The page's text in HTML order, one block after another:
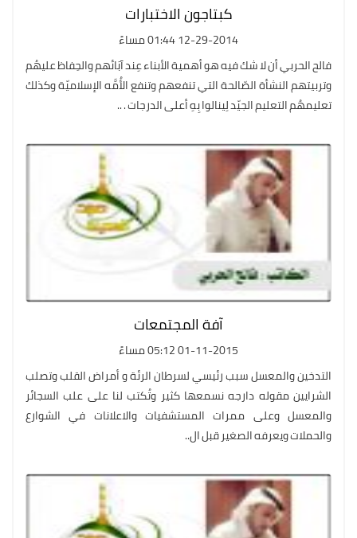
كبتاجون الاختبارات
12-29-2014 01:44 مساءً
فالح الحربي أن لا شك فيه هو أهمية الأبناء عِند آبَائهم والحِفاظ عليهُم
وتربيتهم النشأة الصّالحة التي تنفعهم وتنفع الأُمَّه الإسلاميّة وكذلك
تعليمهُم التعليم الجيّد لِينالوا بِهِ أعلى الدرجات . ..
آفة المجتمعات
01-11-2015 05:12 مساءً
التدخين والمعسل سبب رئيسي لسرطان الرئة و أمراض القلب وتصلب
الشرايين مقوله دارجه نسمعها كثير وتُكتب لنا على علب السجائر
والمعسل وعلى ممرات المستشفيات والاعلانات في الشوارع
والحملات ويعرفه الصغير قبل ال..